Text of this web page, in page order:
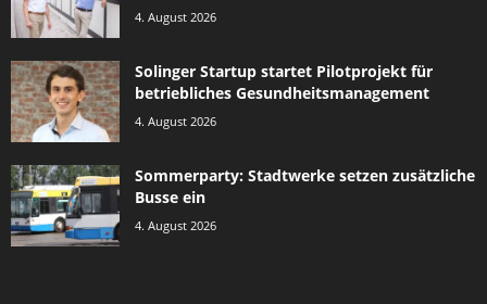
4. August 2026
Solinger Startup startet Pilotprojekt für
betriebliches Gesundheitsmanagement
4. August 2026
Sommerparty: Stadtwerke setzen zusätzliche
Busse ein
4. August 2026